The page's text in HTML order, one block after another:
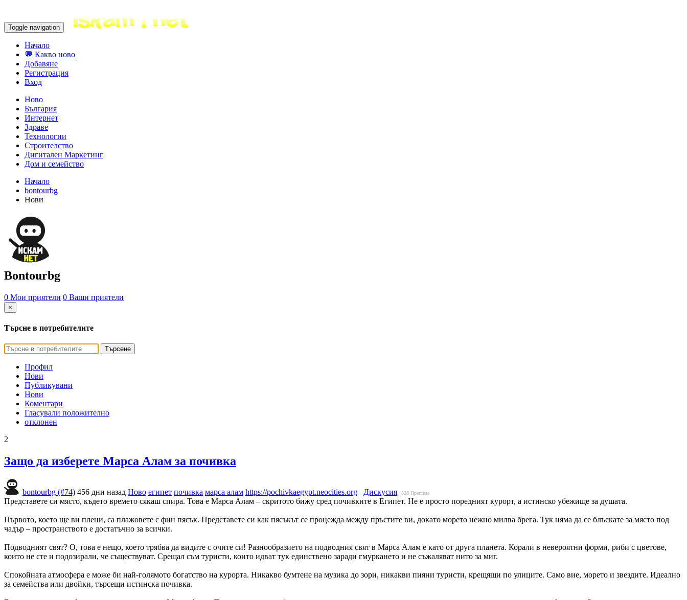
Toggle navigation
Начало
💬 Какво ново
Добавяне
Регистрация
Вход
Ново
България
Интернет
Здраве
Технологии
Строителство
Дигитален Маркетинг
Дом и семейство
Начало
bontourbg
Нови
Bontourbg
0 Мои приятели 0 Ваши приятели
×
Търсне в потребителите
Търсене
Профил
Нови
Публикувани
Нови
Коментари
Гласували положително
отклонен
2
Защо да изберете Марса Алам за почивка
bontourbg (#74) 456 дни назад Ново египет почивка марса алам https://pochivkaegypt.neocities.org Дискусия 328 Прегледа
Представете си място, където времето сякаш спира. Това е Марса Алам – скритото бижу сред почивките в Египет. Не е просто поредният курорт, а истинско убежище за душата.
Първото, което ще ви плени, са плажовете с фин пясък. Представете си как пясъкът се процежда между пръстите ви, докато морето нежно милва брега. Тук няма да се блъскате за място под
чадър – пространството е достатъчно за всички.
Подводният свят? О, това е нещо, което трябва да видите с очите си! Разнообразието на подводния свят в Марса Алам е като от друга планета. Корали в невероятни форми, риби с цветове,
които не сте и подозирали, че съществуват. Срещал съм туристи, които идват тук единствено заради гмуркането и не съжаляват нито за миг.
Спокойната атмосфера е може би най-голямото богатство на курорта. Никакво бумтене на музика до зори, никакви пияни туристи, крещящи по улиците. Само вие, морето и звездите. Идеално
за семейства или двойки, търсещи истинска почивка.